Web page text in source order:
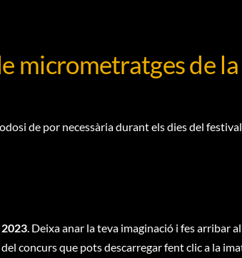
micrometratges de
de por necessària durant els dies del
. Deixa anar la teva imaginació i fes arribar
concurs que pots descarregar fent clic a la